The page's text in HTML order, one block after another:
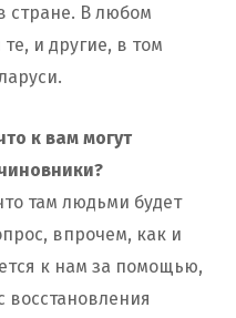
стране. В любом
и другие, в том
к вам могут
там людьми будет
впрочем, как и
к нам за помощью,